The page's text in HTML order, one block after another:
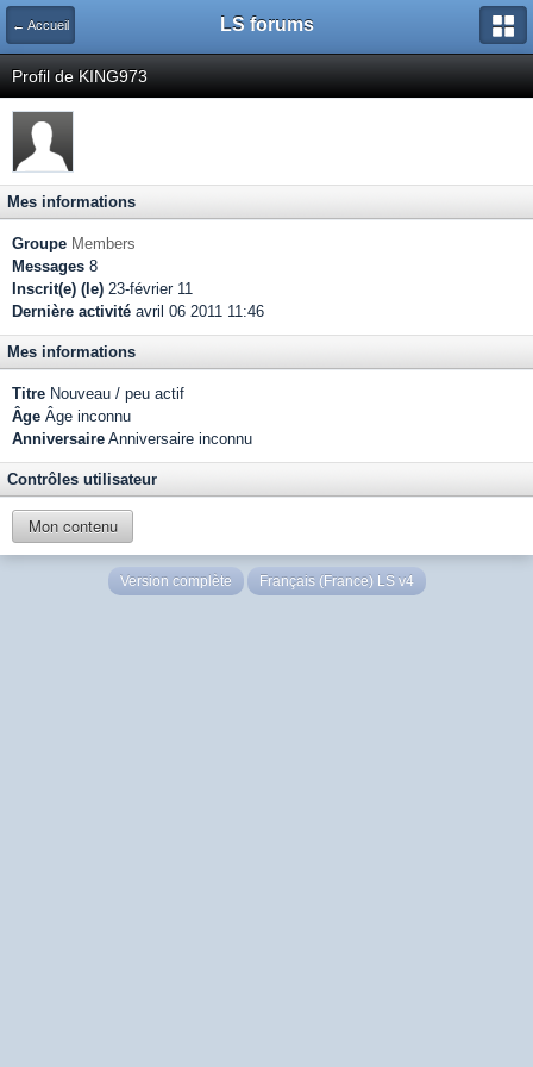
← Accueil LS forums
Profil de KING973
Mes informations
Groupe Members
Messages 8
Inscrit(e) (le) 23-février 11
Dernière activité avril 06 2011 11:46
Mes informations
Titre Nouveau / peu actif
Âge Âge inconnu
Anniversaire Anniversaire inconnu
Contrôles utilisateur
Mon contenu
Version complète Français (France) LS v4